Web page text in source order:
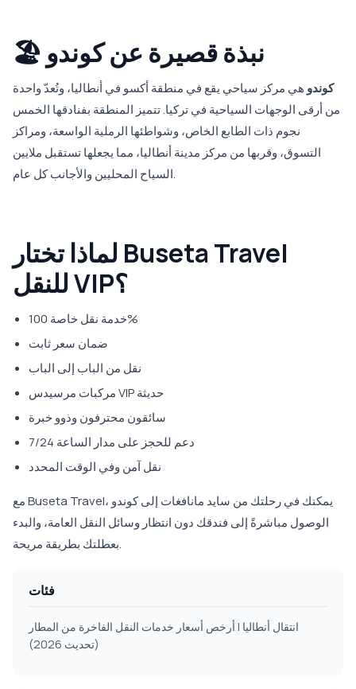
🏖️ نبذة قصيرة عن كوندو
كوندو هي مركز سياحي يقع في منطقة أكسو في أنطاليا، وتُعدّ واحدة
من أرقى الوجهات السياحية في تركيا. تتميز المنطقة بفنادقها الخمس
نجوم ذات الطابع الخاص، وشواطئها الرملية الواسعة، ومراكز
التسوق، وقربها من مركز مدينة أنطاليا، مما يجعلها تستقبل ملايين
السياح المحليين والأجانب كل عام.
لماذا تختار Buseta Travel
للنقل VIP؟
خدمة نقل خاصة 100%
ضمان سعر ثابت
نقل من الباب إلى الباب
مركبات مرسيدس VIP حديثة
سائقون محترفون وذوو خبرة
دعم للحجز على مدار الساعة 7/24
نقل آمن وفي الوقت المحدد
مع Buseta Travel، يمكنك في رحلتك من سايد مانافغات إلى كوندو
الوصول مباشرةً إلى فندقك دون انتظار وسائل النقل العامة، والبدء
بعطلتك بطريقة مريحة.
فئات
انتقال أنطاليا | أرخص أسعار خدمات النقل الفاخرة من المطار
(تحديث 2026)